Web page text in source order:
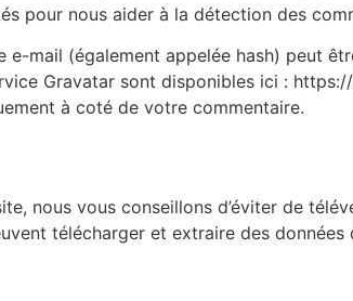
pour nous aider à la détection des
mail (également appelée hash) peut
Gravatar sont disponibles ici :
à coté de votre commentaire.
nous vous conseillons d’éviter de
télécharger et extraire des